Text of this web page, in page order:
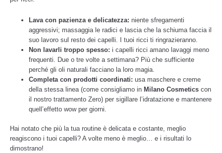
Lava con pazienza e delicatezza: niente sfregamenti
aggressivi; massaggia le radici e lascia che la schiuma faccia il
suo lavoro sul resto dei capelli. I tuoi ricci ti ringrazieranno.
Non lavarli troppo spesso: i capelli ricci amano lavaggi meno
frequenti. Due o tre volte a settimana? Più che sufficiente
perché gli oli naturali facciano la loro magia.
Completa con prodotti coordinati: usa maschere e creme
della stessa linea (come consigliamo in Milano Cosmetics con
il nostro trattamento Zero) per sigillare l’idratazione e mantenere
quell’effetto wow per giorni.
Hai notato che più la tua routine è delicata e costante, meglio
reagiscono i tuoi capelli? A volte meno è meglio… e i risultati lo
dimostrano!